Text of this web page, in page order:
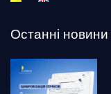
Останні новини